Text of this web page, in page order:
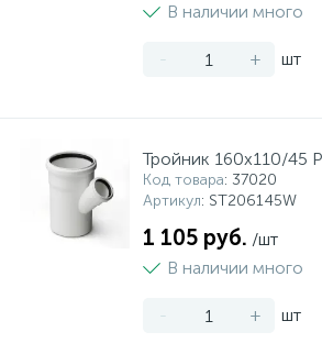
В наличии много
- + шт
Тройник 160x110/45
Код товара: 37020
Артикул: ST206145W
1 105 руб. /шт
В наличии много
- + шт